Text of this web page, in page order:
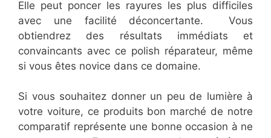
Elle peut poncer les rayures les plus difficiles
avec une facilité déconcertante. Vous
obtiendrez des résultats immédiats et
convaincants avec ce polish réparateur, même
si vous êtes novice dans ce domaine.
Si vous souhaitez donner un peu de lumière à
votre voiture, ce produits bon marché de notre
comparatif représente une bonne occasion à ne